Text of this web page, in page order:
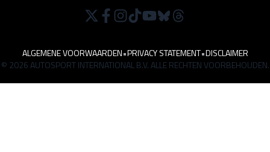
ALGEMENE VOORWAARDEN•PRIVACY STATEMENT•DISCLAIMER
© 2026 AUTOSPORT INTERNATIONAL B.V. ALLE RECHTEN VOORBEHOUDEN.